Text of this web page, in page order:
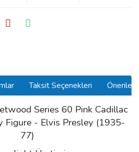
Taksit Seçenekleri
Series 60 Pink Cadillac
Figure - Elvis Presley (1935-
77)